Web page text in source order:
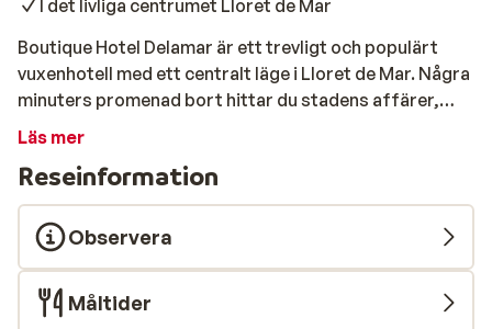
I det livliga centrumet Lloret de Mar
Boutique Hotel Delamar är ett trevligt och populärt
vuxenhotell med ett centralt läge i Lloret de Mar. Några
minuters promenad bort hittar du stadens affärer,
stranden och inte minst det färgglada nattlivet som
dagen med en frukostbuffé som är öppen till
middagstid så skulle vilja sova länge kan du
fortfarande njuta av en god frukost. Njut av dagen på
den vackra takterrassen eller vid det mysiga
poolområdet. Om du vill vara aktiv under semestern
kan du hyra en cykel och utforska området. Hotellet har
Läs mer
Reseinformation
Observera
Måltider